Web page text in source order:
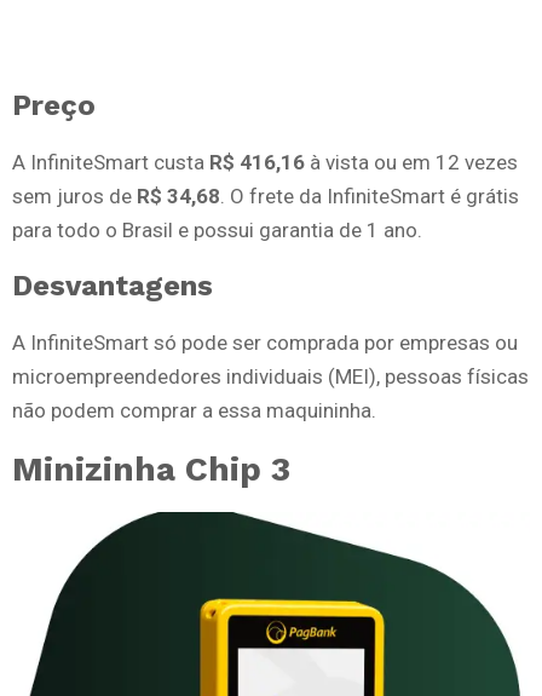
Preço
A InfiniteSmart custa R$ 416,16 à vista ou em 12 vezes
sem juros de R$ 34,68 . O frete da InfiniteSmart é grátis
para todo o Brasil e possui garantia de 1 ano.
Desvantagens
A InfiniteSmart só pode ser comprada por empresas ou
microempreendedores individuais (MEI), pessoas físicas
não podem comprar a essa maquininha.
Minizinha Chip 3